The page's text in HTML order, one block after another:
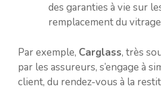
des garanties à vie sur
remplacement du
Par exemple, Carglass, très
par les assureurs, s’engage à
client, du rendez-vous à la